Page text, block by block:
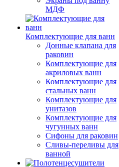
МДФ
Комплектующие для ванн
Донные клапана для
раковин
Комплектующие для
акриловых ванн
Комплектующие для
стальных ванн
Комплектующие для
унитазов
Комплектующие для
чугунных ванн
Сифоны для раковин
Сливы-переливы для
ванной